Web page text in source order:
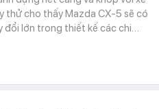
thử cho thấy Mazda CX-5 sẽ có
đổi lớn trong thiết kế các chi…